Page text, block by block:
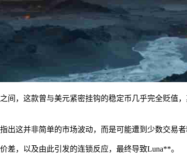
间，这款曾与美元紧密挂钩的稳定币几乎完全贬值
这并非简单的市场波动，而是可能遭到少数交易者
差，以及由此引发的连锁反应，最终导致Luna**。